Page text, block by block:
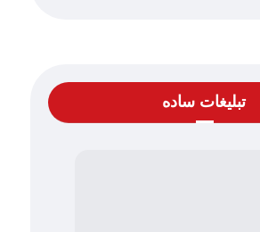
تبلیغات ساده